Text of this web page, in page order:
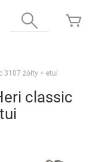
Wyszukaj
3107 żółty + etui
classic